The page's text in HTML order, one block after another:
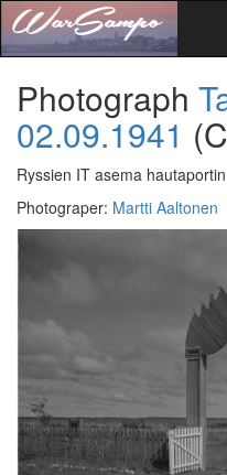
Photograph
02.09.1941
Ryssien IT asema
Photograper: Martti Aaltonen